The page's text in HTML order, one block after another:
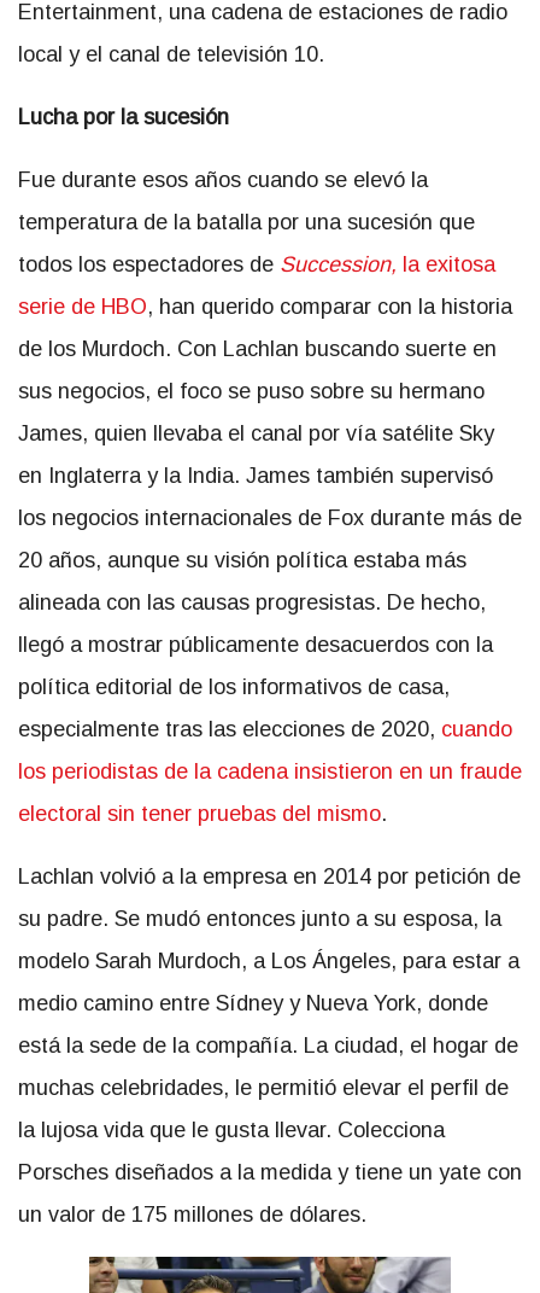
Entertainment, una cadena de estaciones de radio
local y el canal de televisión 10.
Lucha por la sucesión
Fue durante esos años cuando se elevó la
temperatura de la batalla por una sucesión que
todos los espectadores de Succession, la exitosa
serie de HBO, han querido comparar con la historia
de los Murdoch. Con Lachlan buscando suerte en
sus negocios, el foco se puso sobre su hermano
James, quien llevaba el canal por vía satélite Sky
en Inglaterra y la India. James también supervisó
los negocios internacionales de Fox durante más de
20 años, aunque su visión política estaba más
alineada con las causas progresistas. De hecho,
llegó a mostrar públicamente desacuerdos con la
política editorial de los informativos de casa,
especialmente tras las elecciones de 2020, cuando
los periodistas de la cadena insistieron en un fraude
electoral sin tener pruebas del mismo.
Lachlan volvió a la empresa en 2014 por petición de
su padre. Se mudó entonces junto a su esposa, la
modelo Sarah Murdoch, a Los Ángeles, para estar a
medio camino entre Sídney y Nueva York, donde
está la sede de la compañía. La ciudad, el hogar de
muchas celebridades, le permitió elevar el perfil de
la lujosa vida que le gusta llevar. Colecciona
Porsches diseñados a la medida y tiene un yate con
un valor de 175 millones de dólares.